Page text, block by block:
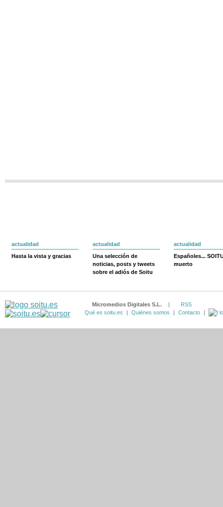
actualidad
Hasta la vista y gracias
actualidad
Una selección de
noticias, posts y tweets
sobre el adiós de Soitu
actualidad
Españoles...
muerto
Micromedios Digitales S.L. |
RSS
Qué es soitu.es
| Quiénes somos | Contacto |